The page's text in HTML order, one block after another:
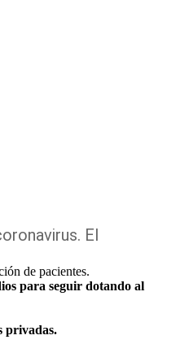
El
de pacientes.
para seguir dotando al
privadas.